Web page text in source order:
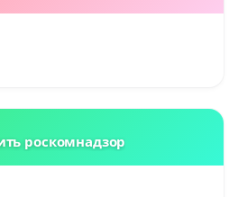
роскомнадзор